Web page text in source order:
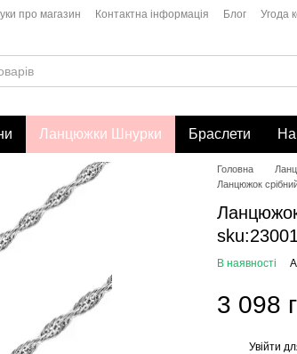
про магазин Контактна інформація Блог Угода
Ланцюжки Шнурки Браслети
Головна
Ланцюжок
В наявності
3 098
Увійти